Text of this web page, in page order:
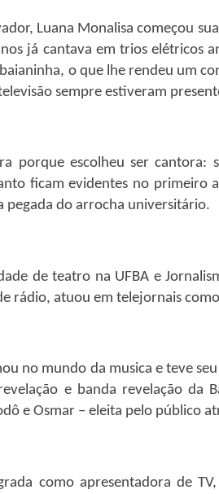
Luana Monalisa começou
já cantava em trios elétricos
o que lhe rendeu um
sempre estiveram
porque escolheu ser cantora:
ficam evidentes no
pegada do arrocha universitário.
de teatro na UFBA e
rádio, atuou em telejornais
no mundo da musica e teve
e banda revelação da
e Osmar – eleita pelo público
como apresentadora de